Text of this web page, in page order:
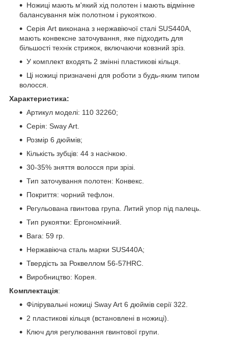
Ножиці мають м'який хід полотен і мають відмінне
балансування між полотном і рукояткою.
Серія Art виконана з нержавіючої сталі SUS440A,
мають конвексне заточування, яке підходить для
більшості технік стрижок, включаючи ковзний зріз.
У комплект входять 2 змінні пластикові кільця.
Ці ножиці призначені для роботи з будь-яким типом
волосся.
Характеристика:
Артикул моделі: 110 32260;
Серія: Sway Art.
Розмір 6 дюймів;
Кількість зубців: 44 з насічкою.
30-35% зняття волосся при зрізі.
Тип заточування полотен: Конвекс.
Покриття: чорний тефлон.
Регульована гвинтова група. Литий упор під палець.
Тип рукоятки: Ергономічний.
Вага: 59 гр.
Нержавіюча сталь марки SUS440А;
Твердість за Роквеллом 56-57HRC.
Виробництво: Корея.
Комплектація:
Філірувальні ножиці Sway Art 6 дюймів серії 322.
2 пластикові кільця (встановлені в ножиці).
Ключ для регулювання гвинтової групи.